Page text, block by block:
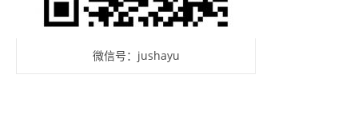
微信号：jushayu